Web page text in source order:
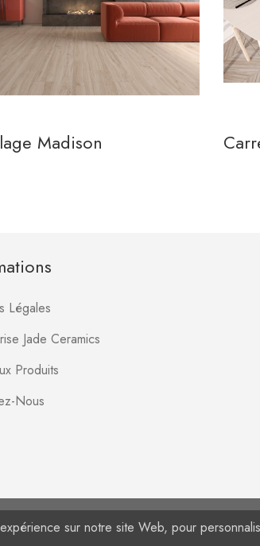
Madison
Légales
Jade Ceramics
Produits
Nous
sur notre site Web, pour